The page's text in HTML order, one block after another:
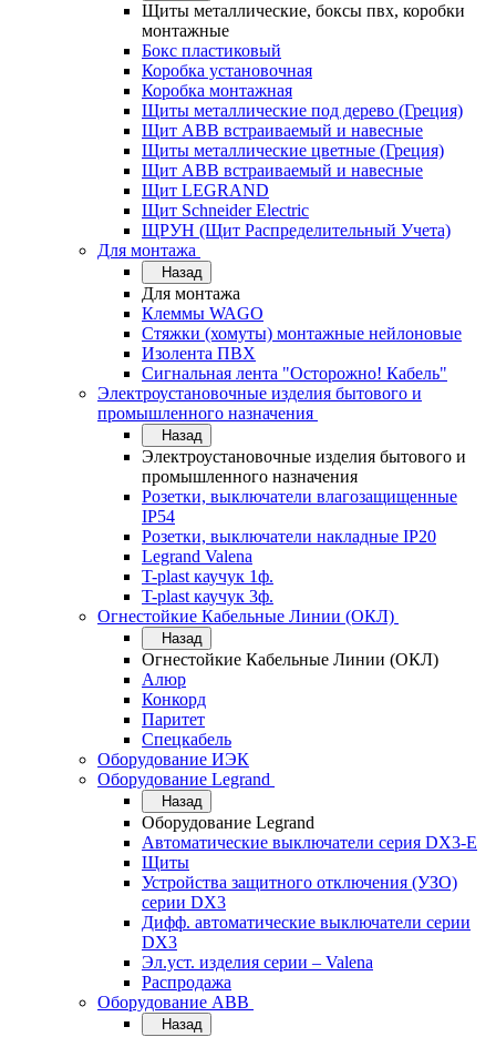
Щиты металлические, боксы пвх, коробки
монтажные
Бокс пластиковый
Коробка установочная
Коробка монтажная
Щиты металлические под дерево (Греция)
Щит ABB встраиваемый и навесные
Щиты металлические цветные (Греция)
Щит ABB встраиваемый и навесные
Щит LEGRAND
Щит Schneider Electric
ЩРУН (Щит Распределительный Учета)
Для монтажа
Назад
Для монтажа
Клеммы WAGO
Стяжки (хомуты) монтажные нейлоновые
Изолента ПВХ
Сигнальная лента "Осторожно! Кабель"
Электроустановочные изделия бытового и
промышленного назначения
Назад
Электроустановочные изделия бытового и
промышленного назначения
Розетки, выключатели влагозащищенные
IP54
Розетки, выключатели накладные IP20
Legrand Valena
T-plast каучук 1ф.
T-plast каучук 3ф.
Огнестойкие Кабельные Линии (ОКЛ)
Назад
Огнестойкие Кабельные Линии (ОКЛ)
Алюр
Конкорд
Паритет
Спецкабель
Оборудование ИЭК
Оборудование Legrand
Назад
Оборудование Legrand
Автоматические выключатели серия DX3-E
Щиты
Устройства защитного отключения (УЗО)
серии DX3
Дифф. автоматические выключатели серии
DX3
Эл.уст. изделия серии – Valena
Распродажа
Оборудование АВВ
Назад